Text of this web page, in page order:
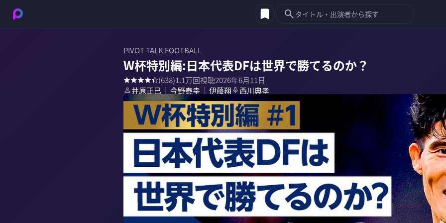
PIVOT TALK FOOTBALL
W杯特別編:日本代表DFは世界で勝てるのか？
(638)1.1万回視聴2026年6月11日
井原正巳 ｜ 今野泰幸 ｜ 伊藤翔 西川典孝